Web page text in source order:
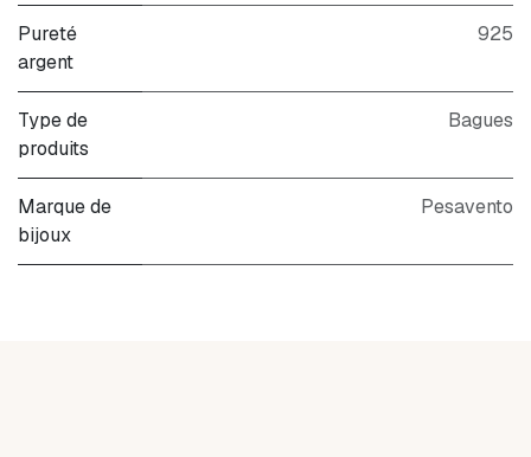
Pureté
argent
925
Type de
produits
Bagues
Marque de
bijoux
Pesavento